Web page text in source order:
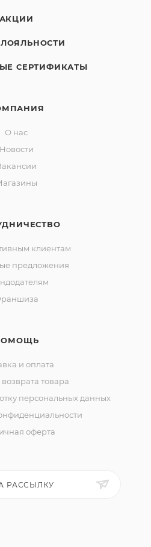
АКЦИИ
СЕРТИФИКАТЫ
О нас
Новости
клиентам
предложения
и оплата
товара
персональных данных
оферта
РАССЫЛКУ